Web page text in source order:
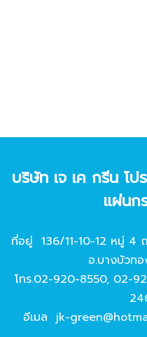
บริษัท เจ เค กรีน โ
แผ่นก
ที่อยู่ 136/11-10-12 หมู่ 4
อ.บางบัวทอ
โทร.02-920-8550, 02-
อีเมล jk-